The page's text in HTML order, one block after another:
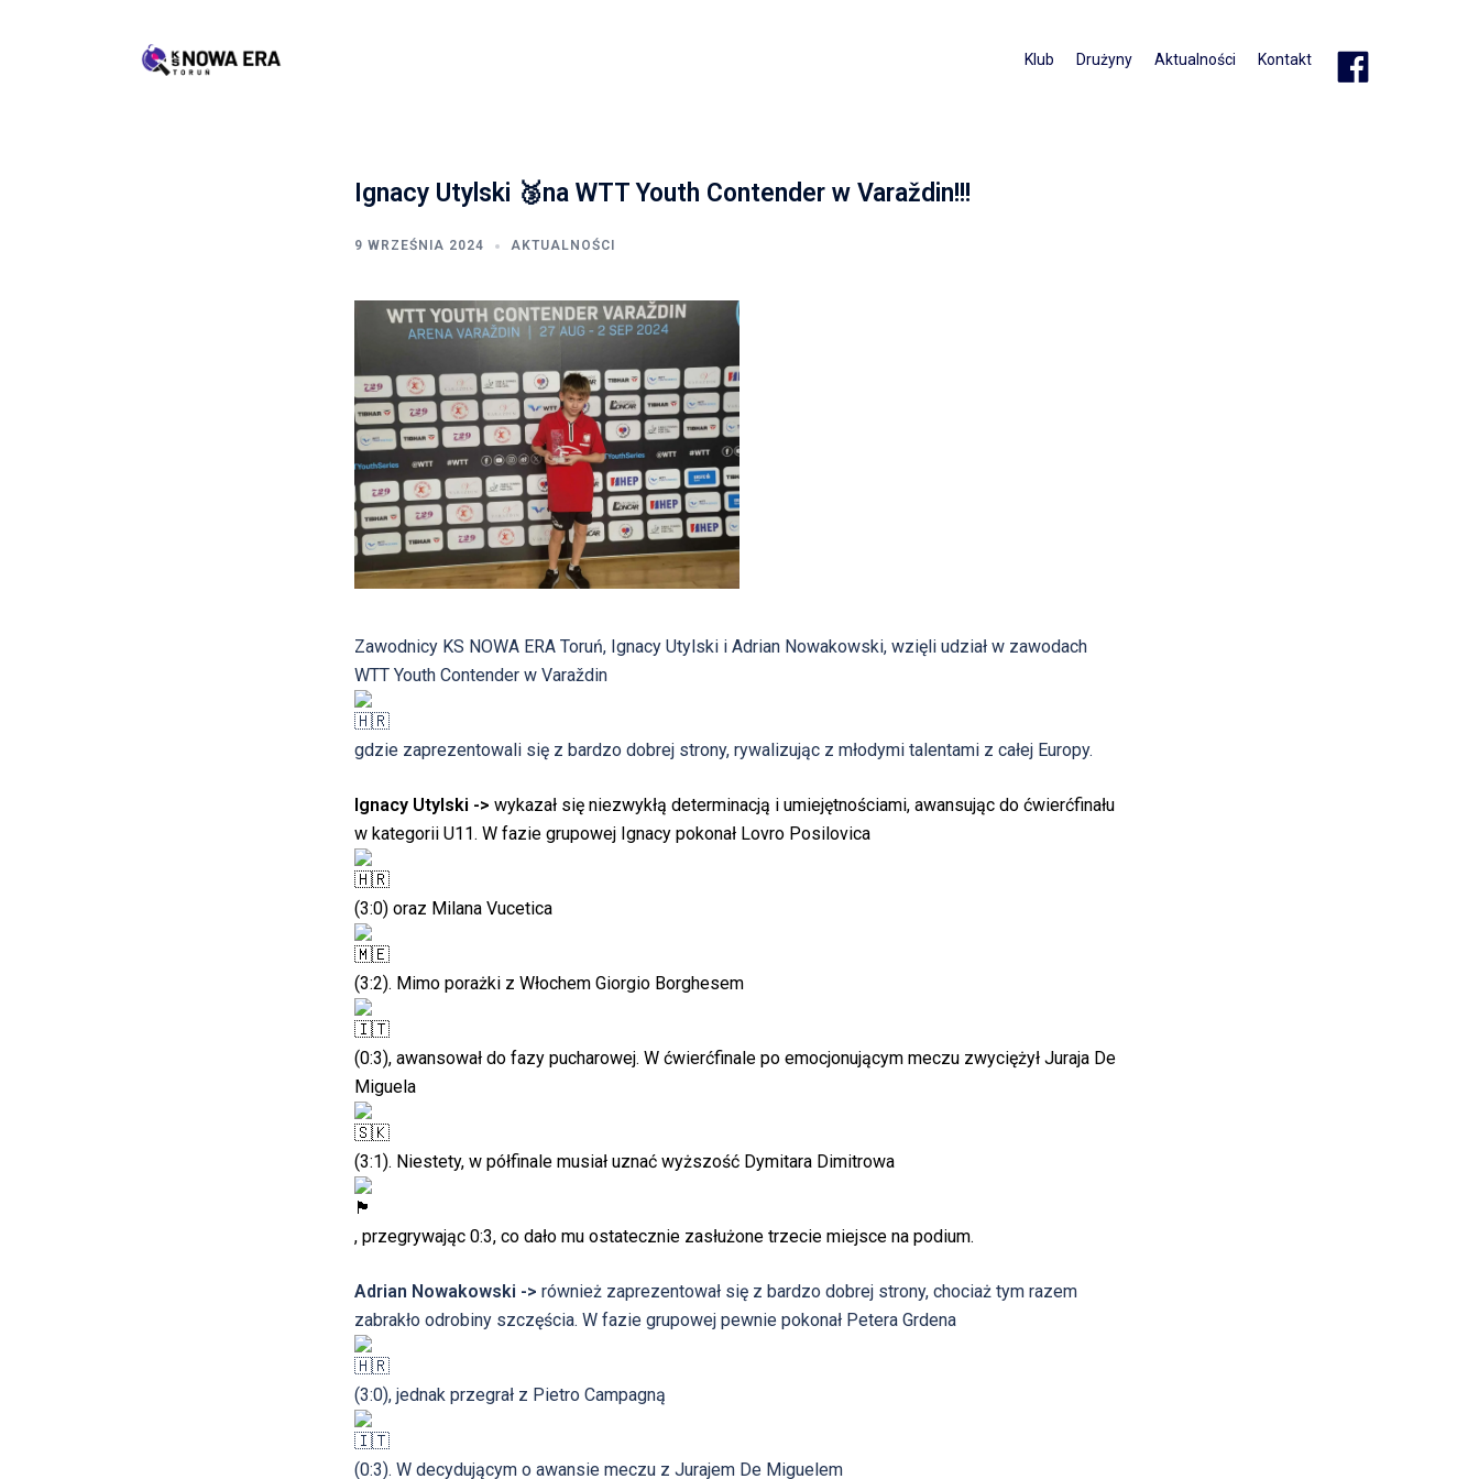
Klub Drużyny Aktualności Kontakt
Ignacy Utylski 🥉na WTT Youth Contender w Varaždin!!!
9 WRZEŚNIA 2024 AKTUALNOŚCI
Zawodnicy KS NOWA ERA Toruń, Ignacy Utylski i Adrian Nowakowski, wzięli udział w zawodach
WTT Youth Contender w Varaždin
gdzie zaprezentowali się z bardzo dobrej strony, rywalizując z młodymi talentami z całej Europy.
Ignacy Utylski -> wykazał się niezwykłą determinacją i umiejętnościami, awansując do ćwierćfinału
w kategorii U11. W fazie grupowej Ignacy pokonał Lovro Posilovica
(3:0) oraz Milana Vucetica
(3:2). Mimo porażki z Włochem Giorgio Borghesem
(0:3), awansował do fazy pucharowej. W ćwierćfinale po emocjonującym meczu zwyciężył Juraja De
Miguela
(3:1). Niestety, w półfinale musiał uznać wyższość Dymitara Dimitrowa
, przegrywając 0:3, co dało mu ostatecznie zasłużone trzecie miejsce na podium.
Adrian Nowakowski -> również zaprezentował się z bardzo dobrej strony, chociaż tym razem
zabrakło odrobiny szczęścia. W fazie grupowej pewnie pokonał Petera Grdena
(3:0), jednak przegrał z Pietro Campagną
(0:3). W decydującym o awansie meczu z Jurajem De Miguelem